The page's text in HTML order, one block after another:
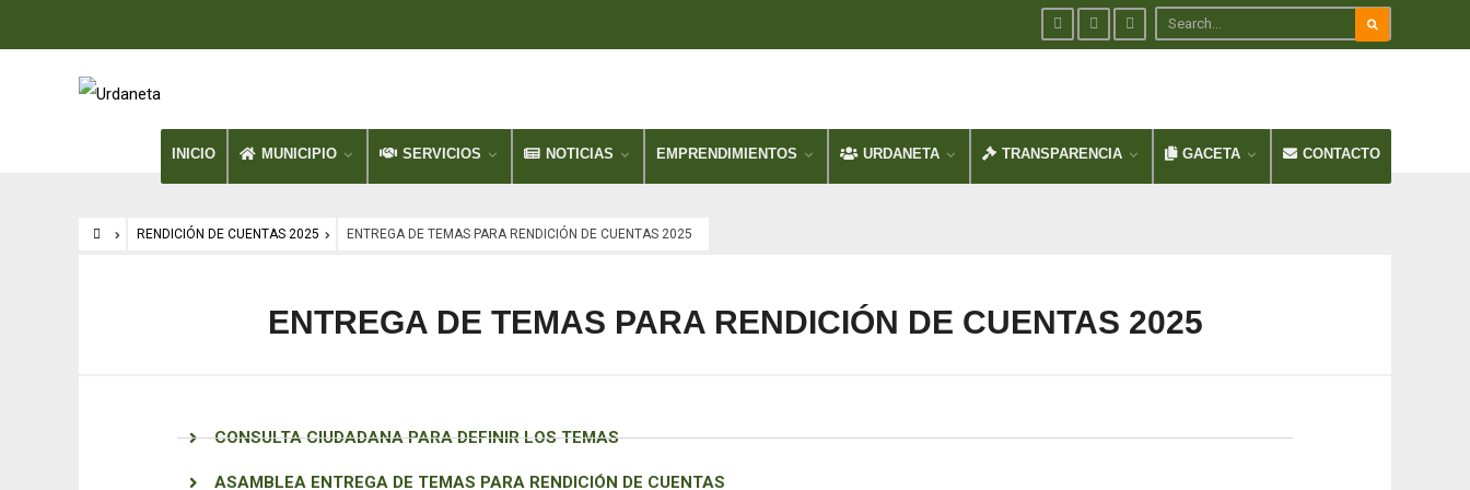
INICIO MUNICIPIO SERVICIOS NOTICIAS EMPRENDIMIENTOS URDANETA TRANSPARENCIA GACETA CONTACTO
RENDICIÓN DE CUENTAS 2025 ENTREGA DE TEMAS PARA RENDICIÓN DE CUENTAS 2025
ENTREGA DE TEMAS PARA RENDICIÓN DE CUENTAS 2025
CONSULTA CIUDADANA PARA DEFINIR LOS TEMAS
ASAMBLEA ENTREGA DE TEMAS PARA RENDICIÓN DE CUENTAS